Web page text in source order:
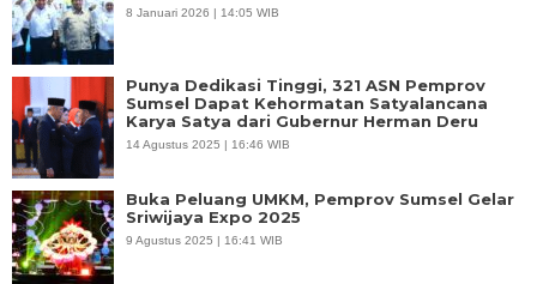
8 Januari 2026 | 14:05 WIB
Punya Dedikasi Tinggi, 321 ASN Pemprov
Sumsel Dapat Kehormatan Satyalancana
Karya Satya dari Gubernur Herman Deru
14 Agustus 2025 | 16:46 WIB
Buka Peluang UMKM, Pemprov Sumsel Gelar
Sriwijaya Expo 2025
9 Agustus 2025 | 16:41 WIB